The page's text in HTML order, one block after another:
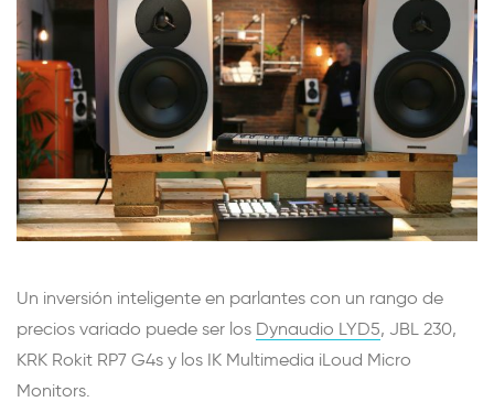
Un inversión inteligente en parlantes con un rango de
precios variado puede ser los Dynaudio LYD5, JBL 230,
KRK Rokit RP7 G4s y los IK Multimedia iLoud Micro
Monitors.